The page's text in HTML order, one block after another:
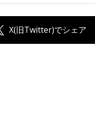
X(旧Twitter)でシェア